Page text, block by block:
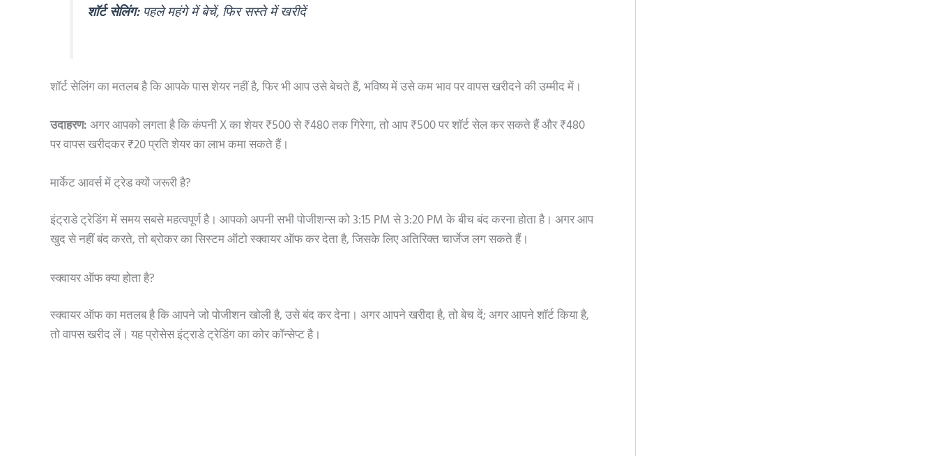
शॉर्ट सेलिंग:पहले महंगे में बेचें, फिर सस्ते में खरीदें
शॉर्ट सेलिंग का मतलब है कि आपके पास शेयर नहीं है, फिर भी आप उसे बेचते हैं, भविष्य में उसे कम भाव पर वापस खरीदने की उम्मीद में।
उदाहरण:अगर आपको लगता है कि कंपनी X का शेयर ₹500 से ₹480 तक गिरेगा, तो आप ₹500 पर शॉर्ट सेल कर सकते हैं और ₹480
पर वापस खरीदकर ₹20 प्रति शेयर का लाभ कमा सकते हैं।
मार्केट आवर्स में ट्रेड क्यों जरूरी है?
इंट्राडे ट्रेडिंग में समय सबसे महत्वपूर्ण है। आपको अपनी सभी पोजीशन्स को 3:15 PM से 3:20 PM के बीच बंद करना होता है। अगर आप
खुद से नहीं बंद करते, तो ब्रोकर का सिस्टम ऑटो स्क्वायर ऑफ कर देता है, जिसके लिए अतिरिक्त चार्जेज लग सकते हैं।
स्क्वायर ऑफ क्या होता है?
स्क्वायर ऑफ का मतलब है कि आपने जो पोजीशन खोली है, उसे बंद कर देना। अगर आपने खरीदा है, तो बेच दें; अगर आपने शॉर्ट किया है,
तो वापस खरीद लें। यह प्रोसेस इंट्राडे ट्रेडिंग का कोर कॉन्सेप्ट है।